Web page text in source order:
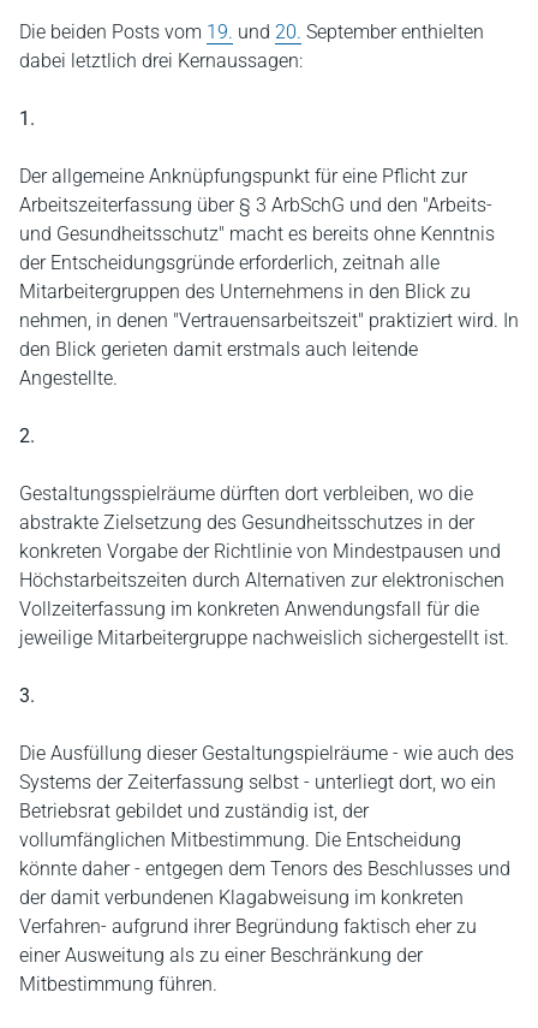
Die beiden Posts vom 19. und 20. September enthielten
dabei letztlich drei Kernaussagen:
1.
Der allgemeine Anknüpfungspunkt für eine Pflicht zur
Arbeitszeiterfassung über § 3 ArbSchG und den "Arbeits-
und Gesundheitsschutz" macht es bereits ohne Kenntnis
der Entscheidungsgründe erforderlich, zeitnah alle
Mitarbeitergruppen des Unternehmens in den Blick zu
nehmen, in denen "Vertrauensarbeitszeit" praktiziert wird. In
den Blick gerieten damit erstmals auch leitende
Angestellte.
2.
Gestaltungsspielräume dürften dort verbleiben, wo die
abstrakte Zielsetzung des Gesundheitsschutzes in der
konkreten Vorgabe der Richtlinie von Mindestpausen und
Höchstarbeitszeiten durch Alternativen zur elektronischen
Vollzeiterfassung im konkreten Anwendungsfall für die
jeweilige Mitarbeitergruppe nachweislich sichergestellt ist.
3.
Die Ausfüllung dieser Gestaltungspielräume - wie auch des
Systems der Zeiterfassung selbst - unterliegt dort, wo ein
Betriebsrat gebildet und zuständig ist, der
vollumfänglichen Mitbestimmung. Die Entscheidung
könnte daher - entgegen dem Tenors des Beschlusses und
der damit verbundenen Klagabweisung im konkreten
Verfahren- aufgrund ihrer Begründung faktisch eher zu
einer Ausweitung als zu einer Beschränkung der
Mitbestimmung führen.